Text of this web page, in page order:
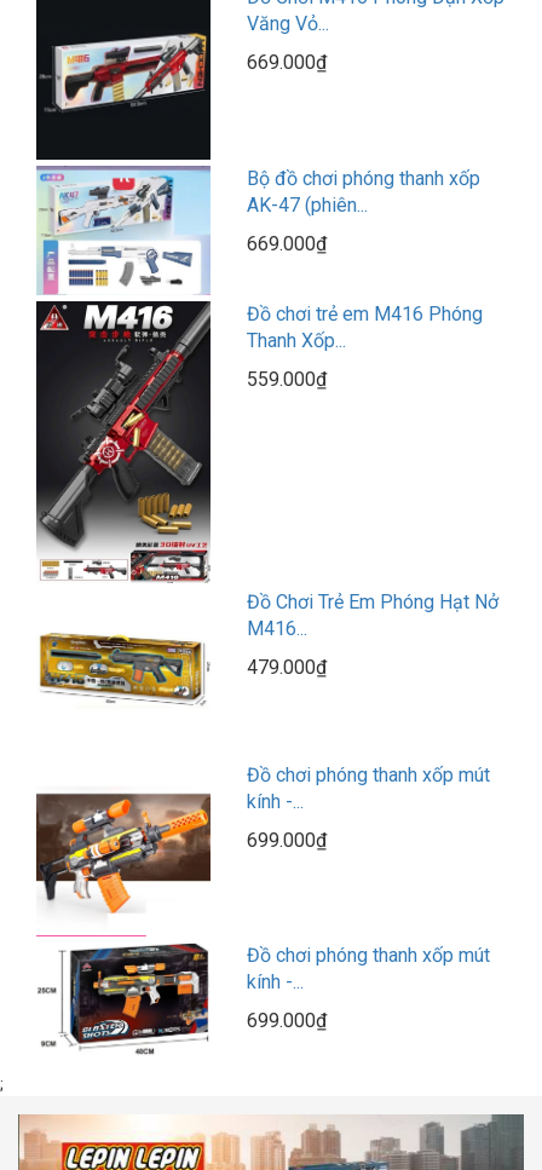
Văng Vỏ...
669.000₫
Bộ đồ chơi phóng thanh xốp
AK-47 (phiên...
669.000₫
Đồ chơi trẻ em M416 Phóng
Thanh Xốp...
559.000₫
Đồ Chơi Trẻ Em Phóng Hạt Nở
M416...
479.000₫
Đồ chơi phóng thanh xốp mút
kính -...
699.000₫
Đồ chơi phóng thanh xốp mút
kính -...
699.000₫
;